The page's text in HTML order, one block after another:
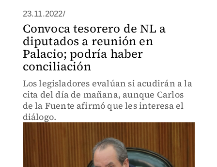
23.11.2022/
Convoca tesorero de NL a
diputados a reunión en
Palacio; podría haber
conciliación
Los legisladores evalúan si acudirán a la
cita del día de mañana, aunque Carlos
de la Fuente afirmó que les interesa el
diálogo.